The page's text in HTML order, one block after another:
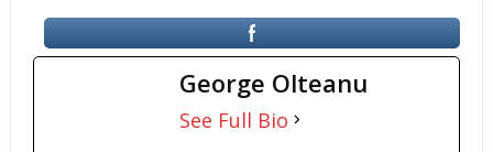
George Olteanu
See Full Bio